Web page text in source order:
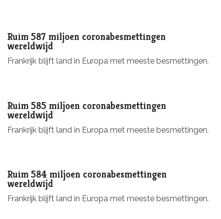
Ruim 587 miljoen coronabesmettingen
wereldwijd
Frankrijk blijft land in Europa met meeste besmettingen.
Ruim 585 miljoen coronabesmettingen
wereldwijd
Frankrijk blijft land in Europa met meeste besmettingen.
Ruim 584 miljoen coronabesmettingen
wereldwijd
Frankrijk blijft land in Europa met meeste besmettingen.